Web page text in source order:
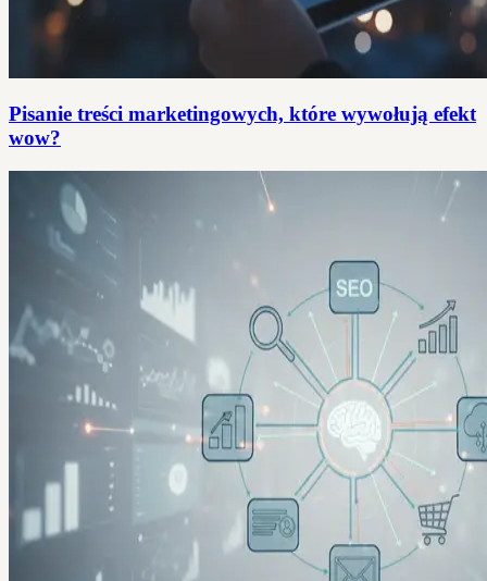
Pisanie treści marketingowych, które wywołują efekt
wow?